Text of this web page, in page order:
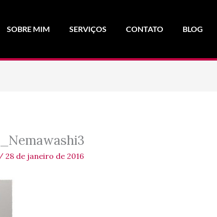
SOBRE MIM SERVIÇOS CONTATO BLOG
/ 28 de janeiro de 2016